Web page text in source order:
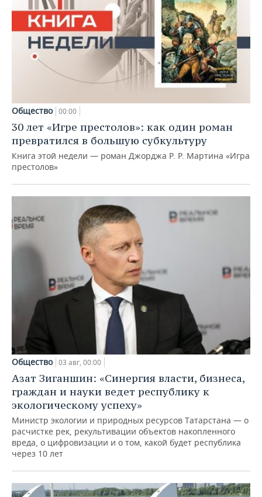
Общество 00:00
30 лет «Игре престолов»: как один роман
превратился в большую субкультуру
Книга этой недели — роман Джорджа Р. Р. Мартина «Игра
престолов»
Общество 03 авг, 00:00
Азат Зиганшин: «Синергия власти, бизнеса,
граждан и науки ведет республику к
экологическому успеху»
Министр экологии и природных ресурсов Татарстана — о
расчистке рек, рекультивации объектов накопленного
вреда, о цифровизации и о том, какой будет республика
через 10 лет